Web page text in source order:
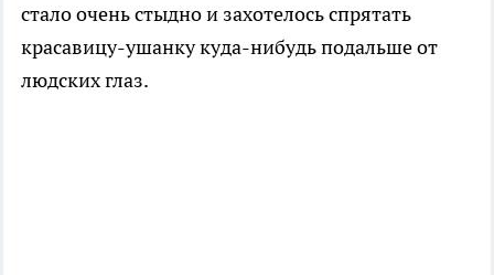
стало очень стыдно и захотелось спрятать
красавицу-ушанку куда-нибудь подальше от
людских глаз.